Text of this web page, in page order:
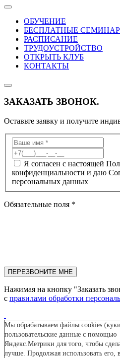
ОБУЧЕНИЕ
БЕСПЛАТНЫЕ
РАСПИСАНИЕ
ТРУДОУСТРОЙСТВО
ОТКРЫТЬ КЛУБ
КОНТАКТЫ
ЗАКАЗАТЬ ЗВОНОК.
Оставьте заявку и получите
Я согласен с настоящей
конфиденциальности и даю
персональных данных
Обязательные поля *
ПЕРЕЗВОНИТЕ МНЕ
Нажимая на кнопку "Заказать
с правилами обработки
Мы обрабатываем файлы cookies
пользовательские данные с помощью
Яндекс.Метрики для того, чтобы
лучше. Продолжая использовать его,